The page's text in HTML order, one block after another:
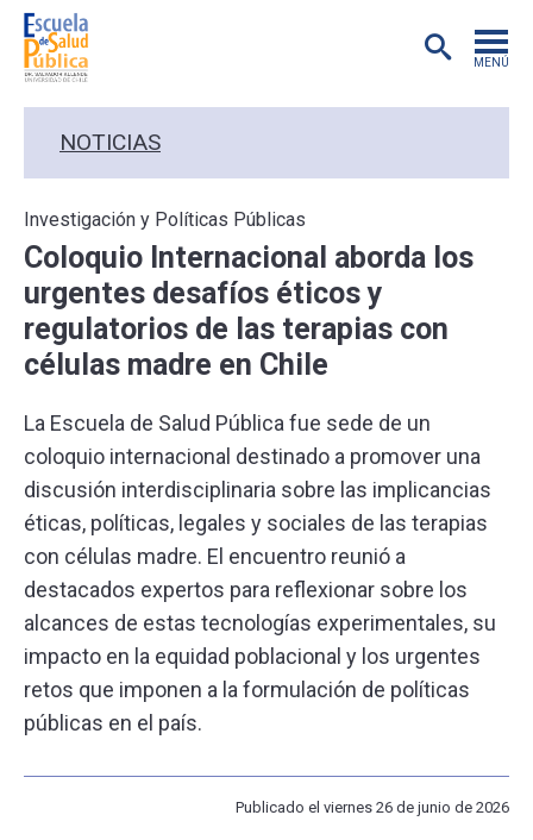
MENÚ
EXTENSIÓN
EDUCACIÓN CONTINUA
PUBLICACIONES
ACADÉMICOS
ESCUELA
BIBLIOTECA
PLATAFORMA EDUCATIVA
NOTICIAS
Investigación y Políticas Públicas
Coloquio Internacional aborda los
urgentes desafíos éticos y
regulatorios de las terapias con
células madre en Chile
La Escuela de Salud Pública fue sede de un
coloquio internacional destinado a promover una
discusión interdisciplinaria sobre las implicancias
éticas, políticas, legales y sociales de las terapias
con células madre. El encuentro reunió a
destacados expertos para reflexionar sobre los
alcances de estas tecnologías experimentales, su
impacto en la equidad poblacional y los urgentes
retos que imponen a la formulación de políticas
públicas en el país.
Publicado el viernes 26 de junio de 2026